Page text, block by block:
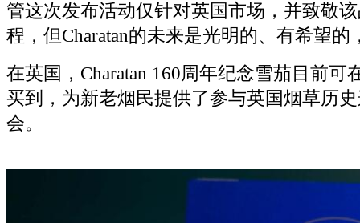
管这次发布活动仅针对英国市场，并致敬
程，但Charatan的未来是光明的、有希望的
在英国，Charatan 160周年纪念雪茄目前可
买到，为新老烟民提供了参与英国烟草历
会。